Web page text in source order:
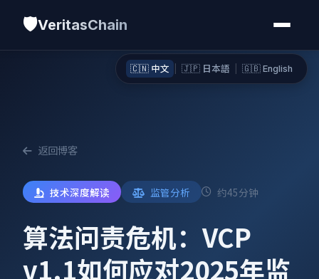
🛡️VeritasChain
🇨🇳 中文 🇯🇵 日本語 🇬🇧 English
返回博客
技术深度解读 监管分析 约45分钟
算法问责危机：VCP
v1.1如何应对2025年监